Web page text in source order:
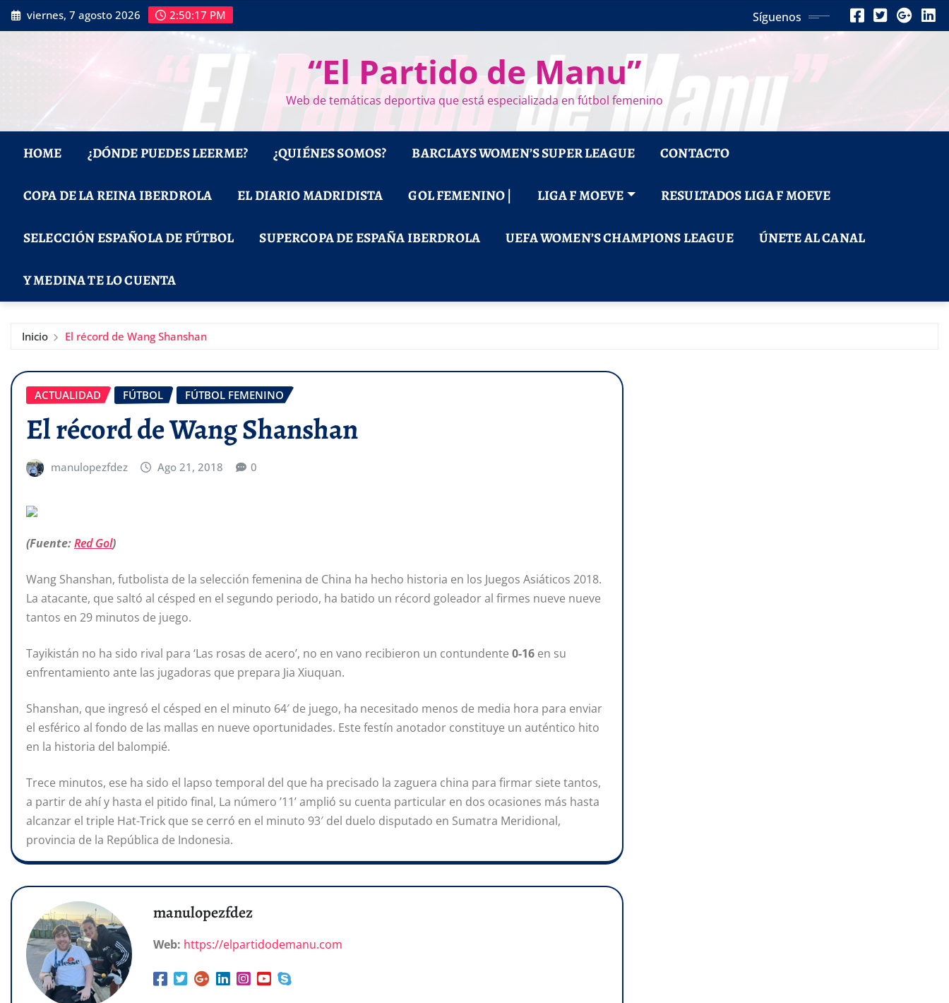
Saltar
al
viernes, 7 agosto 2026 2:50:18 PM Síguenos
“El Partido de Manu”
Web de temáticas deportiva que está especializada en fútbol femenino
HOME ¿DÓNDE PUEDES LEERME? ¿QUIÉNES SOMOS? BARCLAYS WOMEN’S SUPER LEAGUE CONTACTO
COPA DE LA REINA IBERDROLA EL DIARIO MADRIDISTA GOL FEMENINO | LIGA F MOEVE RESULTADOS LIGA F MOEVE
SELECCIÓN ESPAÑOLA DE FÚTBOL SUPERCOPA DE ESPAÑA IBERDROLA UEFA WOMEN’S CHAMPIONS LEAGUE ÚNETE AL CANAL
Y MEDINA TE LO CUENTA
Inicio El récord de Wang Shanshan
ACTUALIDAD FÚTBOL FÚTBOL FEMENINO
El récord de Wang Shanshan
manulopezfdez Ago 21, 2018 0
(Fuente:Red Gol)
Wang Shanshan, futbolista de la selección femenina de China ha hecho historia en los Juegos Asiáticos 2018.
La atacante, que saltó al césped en el segundo periodo, ha batido un récord goleador al firmes nueve nueve
tantos en 29 minutos de juego.
Tayikistán no ha sido rival para ‘Las rosas de acero’, no en vano recibieron un contundente 0-16 en su
enfrentamiento ante las jugadoras que prepara Jia Xiuquan.
Shanshan, que ingresó el césped en el minuto 64′ de juego, ha necesitado menos de media hora para enviar
el esférico al fondo de las mallas en nueve oportunidades. Este festín anotador constituye un auténtico hito
en la historia del balompié.
Trece minutos, ese ha sido el lapso temporal del que ha precisado la zaguera china para firmar siete tantos,
a partir de ahí y hasta el pitido final, La número ’11’ amplió su cuenta particular en dos ocasiones más hasta
alcanzar el triple Hat-Trick que se cerró en el minuto 93′ del duelo disputado en Sumatra Meridional,
provincia de la República de Indonesia.
manulopezfdez
Web: https://elpartidodemanu.com